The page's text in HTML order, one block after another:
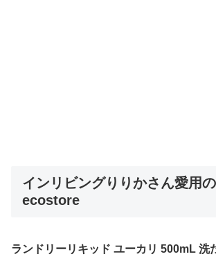
インリビングりりかさん愛用
ecostore
ランドリーリキッド ユーカリ 500mL 洗